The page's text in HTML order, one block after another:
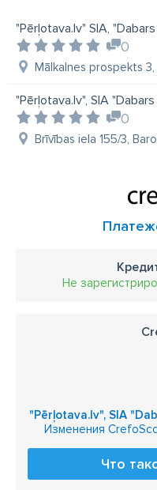
"Pērļotava.lv" SIA,
0
Mālkalnes prospekts
"Pērļotava.lv", SIA
0
Brīvības iela 155/3,
Не
"Pērļotava.lv", SIA
Изменения
Что